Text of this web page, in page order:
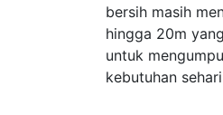
bersih masih
hingga 20m
untuk
kebutuhan